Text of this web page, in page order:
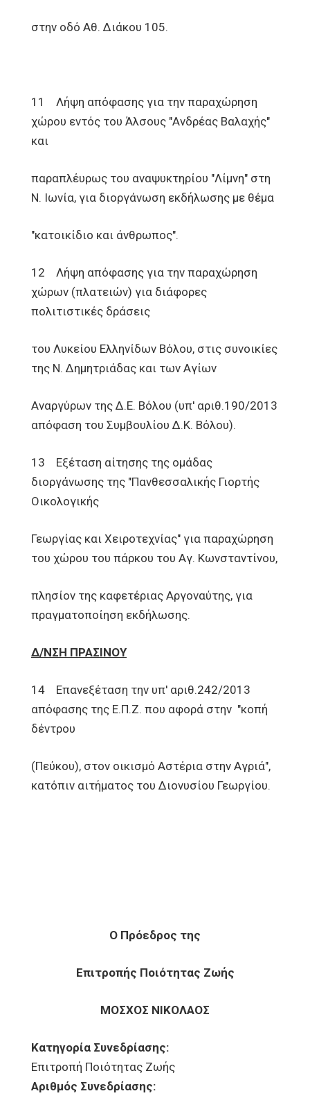
στην οδό Αθ. Διάκου 105.
11 Λήψη απόφασης για την παραχώρηση
χώρου εντός του Άλσους "Ανδρέας Βαλαχής"
και
παραπλέυρως του αναψυκτηρίου "Λίμνη" στη
Ν. Ιωνία, για διοργάνωση εκδήλωσης με θέμα
"κατοικίδιο και άνθρωπος".
12 Λήψη απόφασης για την παραχώρηση
χώρων (πλατειών) για διάφορες
πολιτιστικές δράσεις
του Λυκείου Ελληνίδων Βόλου, στις συνοικίες
της Ν. Δημητριάδας και των Αγίων
Αναργύρων της Δ.Ε. Βόλου (υπ' αριθ.190/2013
απόφαση του Συμβουλίου Δ.Κ. Βόλου).
13 Εξέταση αίτησης της ομάδας
διοργάνωσης της "Πανθεσσαλικής Γιορτής
Οικολογικής
Γεωργίας και Χειροτεχνίας" για παραχώρηση
του χώρου του πάρκου του Αγ. Κωνσταντίνου,
πλησίον της καφετέριας Αργοναύτης, για
πραγματοποίηση εκδήλωσης.
Δ/ΝΣΗ ΠΡΑΣΙΝΟΥ
14 Επανεξέταση την υπ' αριθ.242/2013
απόφασης της Ε.Π.Ζ. που αφορά στην "κοπή
δέντρου
(Πεύκου), στον οικισμό Αστέρια στην Αγριά",
κατόπιν αιτήματος του Διονυσίου Γεωργίου.
Ο Πρόεδρος της
Επιτροπής Ποιότητας Ζωής
ΜΟΣΧΟΣ ΝΙΚΟΛΑΟΣ
Κατηγορία Συνεδρίασης:
Επιτροπή Ποιότητας Ζωής
Αριθμός Συνεδρίασης: